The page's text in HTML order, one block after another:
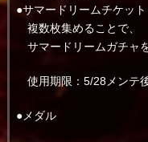
●サマードリームチケット
複数枚集めることで、
サマードリームガチャ
使用期限：5/28メンテ
●メダル